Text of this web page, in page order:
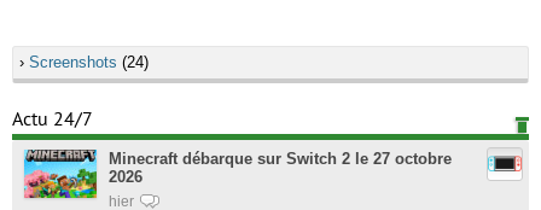
› Screenshots (24)
Actu 24/7
Minecraft débarque sur Switch 2 le 27 octobre
2026
hier